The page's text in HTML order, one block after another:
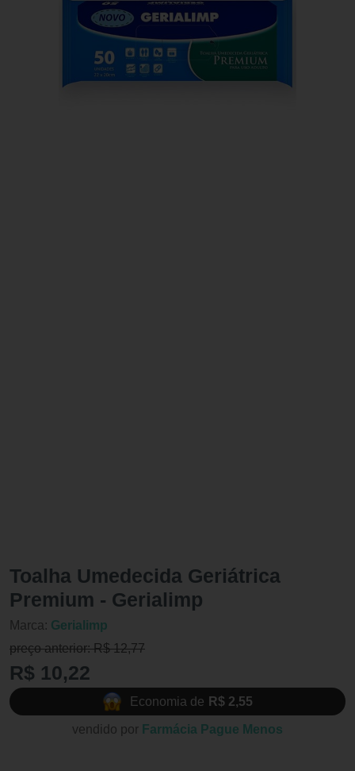
Toalha Umedecida Geriátrica
Premium - Gerialimp
Marca: Gerialimp
preço anterior: R$ 12,77
R$ 10,22
Economia de R$ 2,55
vendido por Farmácia Pague Menos